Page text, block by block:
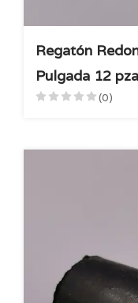
Regatón
Pulgada 12
(0)